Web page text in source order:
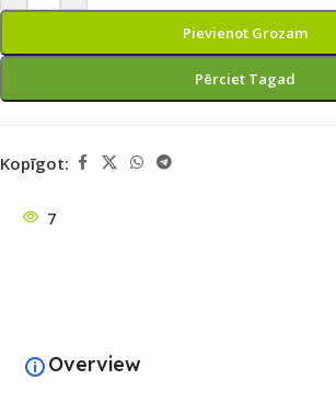
Pievienot Grozam
Pērciet Tagad
Kopīgot:
7
Overview